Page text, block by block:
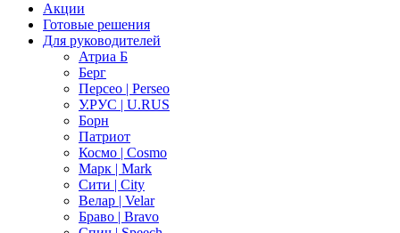
Акции
Готовые решения
Для руководителей
Атриа Б
Берг
Персео | Perseo
У.РУС | U.RUS
Борн
Патриот
Космо | Cosmo
Марк | Mark
Сити | City
Велар | Velar
Браво | Bravo